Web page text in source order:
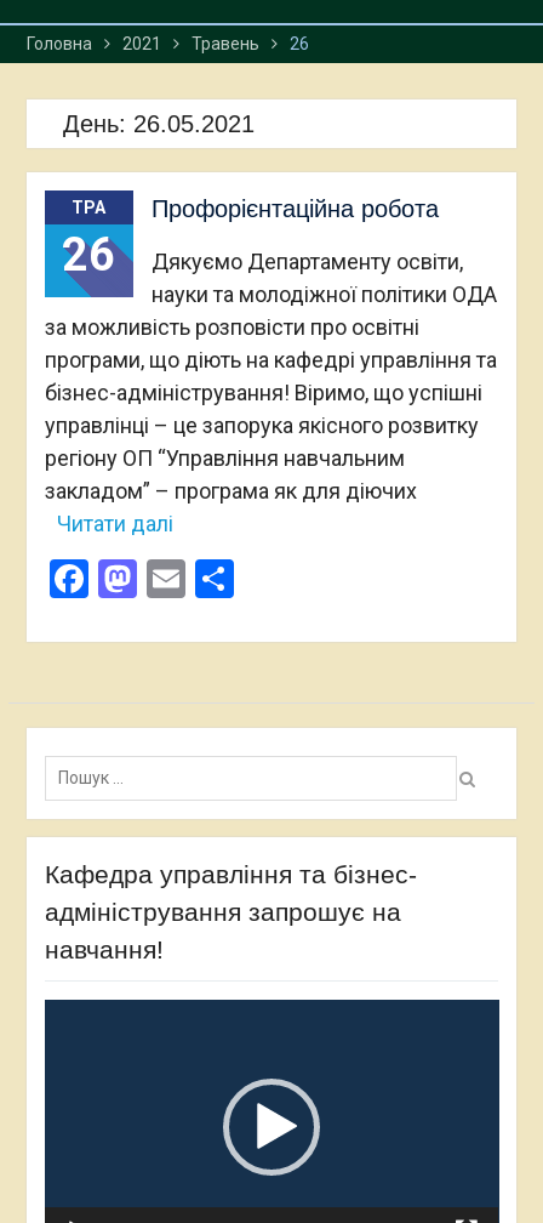
Головна 2021 Травень 26
День: 26.05.2021
ТРА
26
Профорієнтаційна робота
Дякуємо Департаменту освіти,
науки та молодіжної політики ОДА
за можливість розповісти про освітні
програми, що діють на кафедрі управління та
бізнес-адміністрування! Віримо, що успішні
управлінці – це запорука якісного розвитку
регіону ОП “Управління навчальним
закладом” – програма як для діючих
Читати далі
Facebook
Mastodon
EmailПоділитися
Пошук:
Кафедра управління та бізнес-
адміністрування запрошує на
навчання!